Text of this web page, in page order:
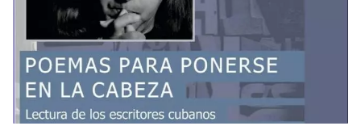
Guardar como favorito
Para poder guardar como favorito, primero has de
iniciar sesión con tu cuenta de 14ymedio.